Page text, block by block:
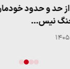
حدود خودمان دفاع